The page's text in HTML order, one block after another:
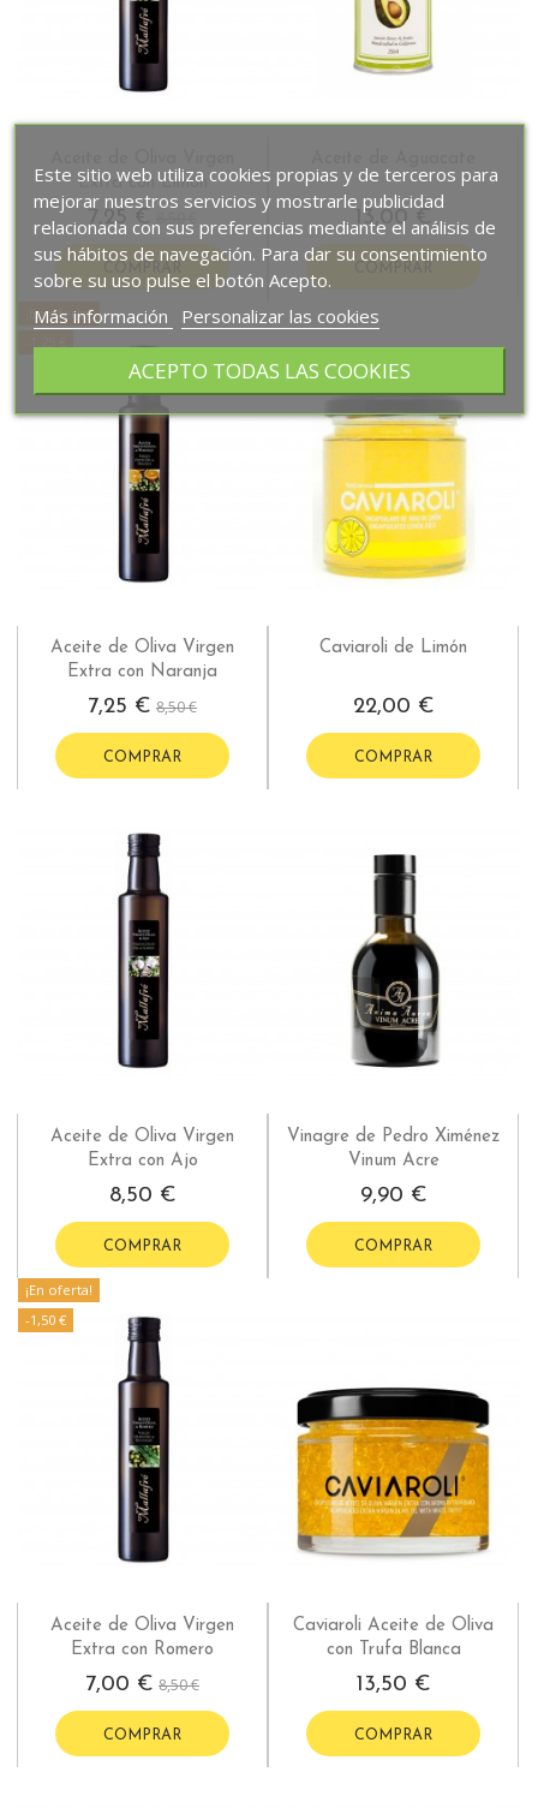
Extra con Limón
7,25 € 13,00 €
¡En oferta!
Aceite de Oliva Virgen
Extra con Naranja
7,25 € 8,50 €
COMPRAR
Caviaroli de Limón
22,00 €
COMPRAR
Aceite de Oliva Virgen
Extra con Ajo
8,50 €
COMPRAR
Vinagre de Pedro Ximénez
Vinum Acre
9,90 €
COMPRAR
¡En oferta!
-1,50 €
Aceite de Oliva Virgen
Extra con Romero
7,00 € 8,50 €
COMPRAR
Caviaroli Aceite de Oliva
con Trufa Blanca
13,50 €
COMPRAR
Este sitio web utiliza cookies propias y de terceros para
mejorar nuestros servicios y mostrarle publicidad
relacionada con sus preferencias mediante el análisis de
sus hábitos de navegación. Para dar su consentimiento
sobre su uso pulse el botón Acepto.
Más información
Personalizar las cookies
ACEPTO TODAS LAS COOKIES